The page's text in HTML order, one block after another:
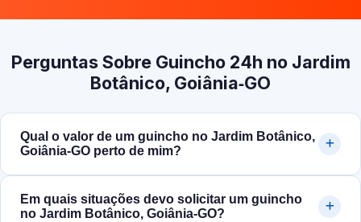
Perguntas Sobre Guincho 24h no Jardim
Botânico, Goiânia‑GO
Qual o valor de um guincho no Jardim Botânico,
Goiânia‑GO perto de mim?
Em quais situações devo solicitar um guincho
no Jardim Botânico, Goiânia‑GO?